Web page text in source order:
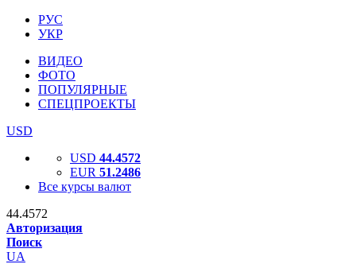
РУС
УКР
ВИДЕО
ФОТО
ПОПУЛЯРНЫЕ
СПЕЦПРОЕКТЫ
USD
USD 44.4572
EUR 51.2486
Все курсы валют
44.4572
Авторизация
Поиск
UA